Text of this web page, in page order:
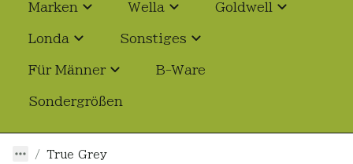
Marken Wella Goldwell
Londa Sonstiges
Für Männer B-Ware
Sondergrößen
True Grey